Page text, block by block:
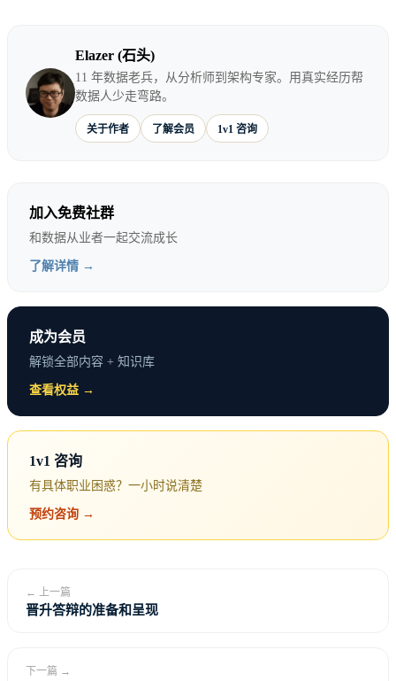
来一到三年的收入水平。但大多数人从来没有认真学
过怎么谈，每次都是凭感觉、凭运气。然后把本该拿
到的钱白白让出去。
先理解薪资谈判是怎么回事
核心洞察
薪资不是公司”给”你的，是你”卖”出去的。
间、技能和产出定价。定价权在你手里，前提是
你知道自己值多少钱，并且有勇气说出那个数
大多数人在薪资谈判中表现不好，不是因为能力
今天开始，把这个权利拿回来。
很多人有一个潜意识：薪资是公司决定的，我只能被
Elazer (石头)
11 年数据老兵，从分析师到架构专家。用真实经历帮
数据人少走弯路。
关于作者 了解会员 1v1 咨询
加入免费社群
和数据从业者一起交流成长
了解详情 →
成为会员
解锁全部内容 + 知识库
查看权益 →
1v1 咨询
有具体职业困惑？一小时说清楚
预约咨询 →
← 上一篇
晋升答辩的准备和呈现
下一篇 →